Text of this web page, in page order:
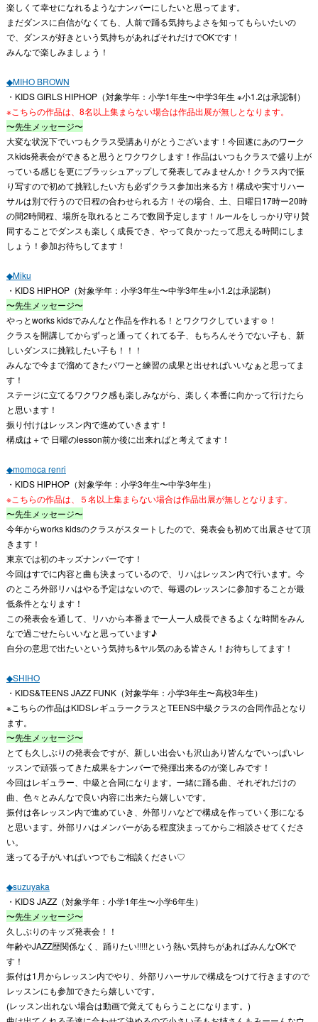
楽しくて幸せになれるようなナンバーにしたいと思ってます。
まだダンスに自信がなくても、人前で踊る気持ちよさを知ってもらいたいの
で、ダンスが好きという気持ちがあればそれだけでOKです！
みんなで楽しみましょう！
◆MIHO BROWN
・KIDS GIRLS HIPHOP（対象学年：小学1年生〜中学3年生 ※小1.2は承認制）
※こちらの作品は、8名以上集まらない場合は作品出展が無しとなります。
〜先生メッセージ〜
大変な状況下でいつもクラス受講ありがとうございます！今回遂にあのワーク
スkids発表会ができると思うとワクワクします！作品はいつもクラスで盛り上が
っている感じを更にブラッシュアップして発表してみませんか！クラス内で振
り写すので初めて挑戦したい方も必ずクラス参加出来る方！構成や実寸リハー
サルは別で行うので日程の合わせられる方！その場合、土、日曜日17時ー20時
の間2時間程、場所を取れるところで数回予定します！ルールをしっかり守り賛
同することでダンスも楽しく成長でき、やって良かったって思える時間にしま
しょう！参加お待ちしてます！
◆Miku
・KIDS HIPHOP（対象学年：小学3年生〜中学3年生※小1.2は承認制）
〜先生メッセージ〜
やっとworks kidsでみんなと作品を作れる！とワクワクしています☺️！
クラスを開講してからずっと通ってくれてる子、もちろんそうでない子も、新
しいダンスに挑戦したい子も！！！
みんなで今まで溜めてきたパワーと練習の成果と出せればいいなぁと思ってま
す！
ステージに立てるワクワク感も楽しみながら、楽しく本番に向かって行けたら
と思います！
振り付けはレッスン内で進めていきます！
構成は＋で 日曜のlesson前か後に出来ればと考えてます！
◆momoca renri
・KIDS HIPHOP（対象学年：小学3年生〜中学3年生）
※こちらの作品は、５名以上集まらない場合は作品出展が無しとなります。
〜先生メッセージ〜
今年からworks kidsのクラスがスタートしたので、発表会も初めて出展させて頂
きます！
東京では初のキッズナンバーです！
今回はすでに内容と曲も決まっているので、リハはレッスン内で行います。今
のところ外部リハはやる予定はないので、毎週のレッスンに参加することが最
低条件となります！
この発表会を通して、リハから本番まで一人一人成長できるよくな時間をみん
なで過ごせたらいいなと思っています♪
自分の意思で出たいという気持ち&ヤル気のある皆さん！お待ちしてます！
◆SHIHO
・KIDS&TEENS JAZZ FUNK（対象学年：小学3年生〜高校3年生）
※こちらの作品はKIDSレギュラークラスとTEENS中級クラスの合同作品となり
ます。
〜先生メッセージ〜
とても久しぶりの発表会ですが、新しい出会いも沢山あり皆んなでいっぱいレ
ッスンで頑張ってきた成果をナンバーで発揮出来るのが楽しみです！
今回はレギュラー、中級と合同になります。一緒に踊る曲、それぞれだけの
曲、色々とみんなで良い内容に出来たら嬉しいです。
振付は各レッスン内で進めていき、外部リハなどで構成を作っていく形になる
と思います。外部リハはメンバーがある程度決まってからご相談させてくださ
い。
迷ってる子がいればいつでもご相談ください♡
◆suzuyaka
・KIDS JAZZ（対象学年：小学1年生〜小学6年生）
〜先生メッセージ〜
久しぶりのキッズ発表会！！
年齢やJAZZ歴関係なく、踊りたい!!!!!という熱い気持ちがあればみんなOKで
す！
振付は1月からレッスン内でやり、外部リハーサルで構成をつけて行きますので
レッスンにも参加できたら嬉しいです。
(レッスン出れない場合は動画で覚えてもらうことになります。)